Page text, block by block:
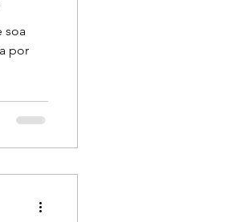
soa
por